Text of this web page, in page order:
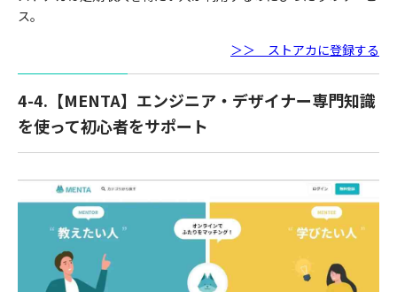
ス。
＞＞ ストアカに登録する
4-4.【MENTA】エンジニア・デザイナー専門知識
を使って初心者をサポート